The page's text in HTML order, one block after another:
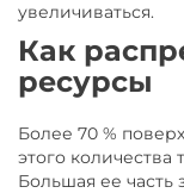
увеличиваться.
Как
ресурсы
Более 70 %
этого количества
Большая ее часть